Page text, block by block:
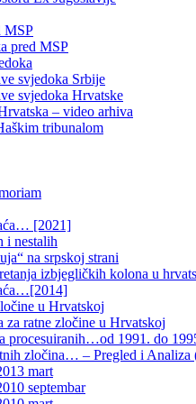
MSP
pred MSP
svjedoka Srbije
svjedoka Hrvatske
– video arhiva
tribunalom
[2021]
i nestalih
na srpskoj strani
izbjegličkih kolona u
u Hrvatskoj
za ratne zločine u Hrvatskoj
procesuiranih…od 1991. do
zločina… – Pregled i Analiza
mart
septembar